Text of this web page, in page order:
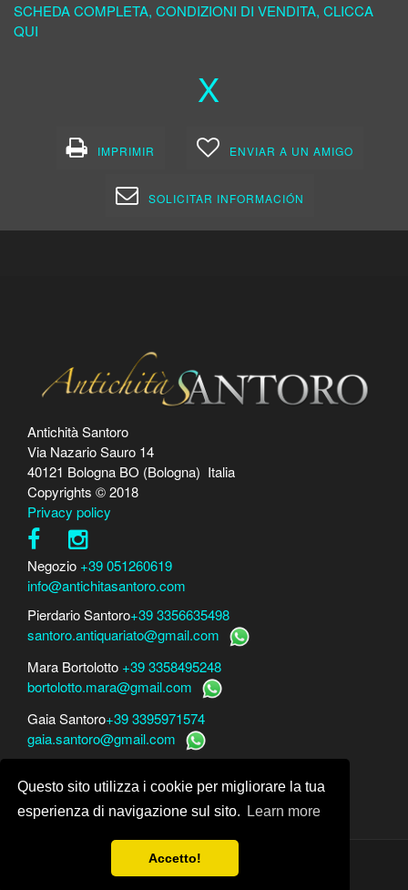
Questo sito utilizza i cookie per migliorare la tua
esperienza di navigazione sul sito.
Learn more
Accetto!
SCHEDA COMPLETA, CONDIZIONI DI VENDITA, CLICCA
QUI
X
IMPRIMIR ENVIAR A UN AMIGO
SOLICITAR INFORMACIÓN
Antichità Santoro
Via Nazario Sauro 14
40121 Bologna BO (Bologna) Italia
Copyrights © 2018
Privacy policy
Negozio +39 051260619
info@antichitasantoro.com
Pierdario Santoro+39 3356635498
santoro.antiquariato@gmail.com
Mara Bortolotto +39 3358495248
bortolotto.mara@gmail.com
Gaia Santoro+39 3395971574
gaia.santoro@gmail.com
Mara Bortolottowww.perito-arte-antiquariato.it
Dario Santorowww.peritoarte.info